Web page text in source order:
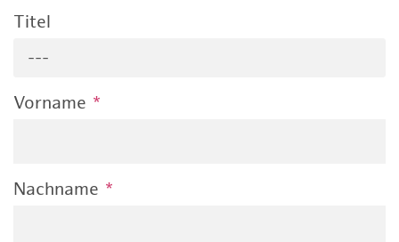
Titel
---
Vorname *
Nachname *